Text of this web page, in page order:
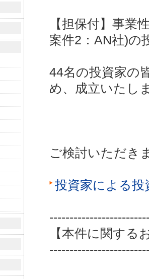
【担保付】事業
案件2：AN社)の
44名の投資家の
め、成立いたし
ご検討いただき
投資家による
【本件に関する